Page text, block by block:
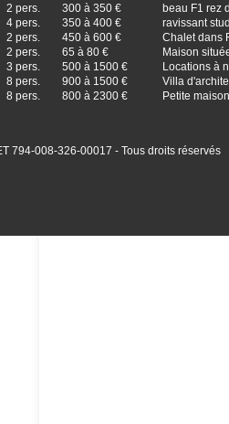
2 pers. 300 à 350 €
beau F1 rez
4 pers. 350 à 400 €
ravissant
2 pers. 450 à 600 €
Chalet dans
2 pers. 65 à 80 €
Maison
3 pers. 500 à 1500 €
Locations à
8 pers. 900 à 1500 €
Villa
8 pers. 800 à 2300 € Petite
794-008-326-00017 - Tous droits réservés